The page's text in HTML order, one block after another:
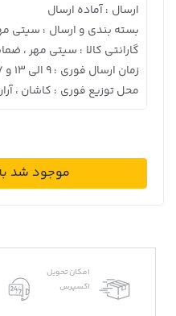
ارسال : آماده ارسال
بسته بندی و ارسال : سیتی
گارانتی کالا : سیتی مهر ،
زمان ارسال فوری : 9 الی 13 و 17 الی 22 به جز روزهای تعطیل
محل توزیع فوری : کاشان ،
موجود شد
امکان تحویل
اکسپرس